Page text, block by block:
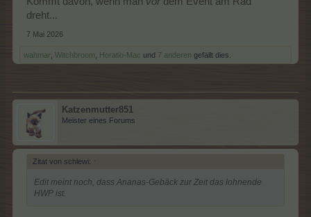
dreht...
7 Mai 2026
wahmar Witchbroom Horatio-Mac und 7 anderen gefällt dies.
Katzenmutter851
Meister eines Forums
Zitat von schlewi: ↑
Edit meint noch, dass Ananas-Gebäck zur Zeit das lohnende
HWP ist.